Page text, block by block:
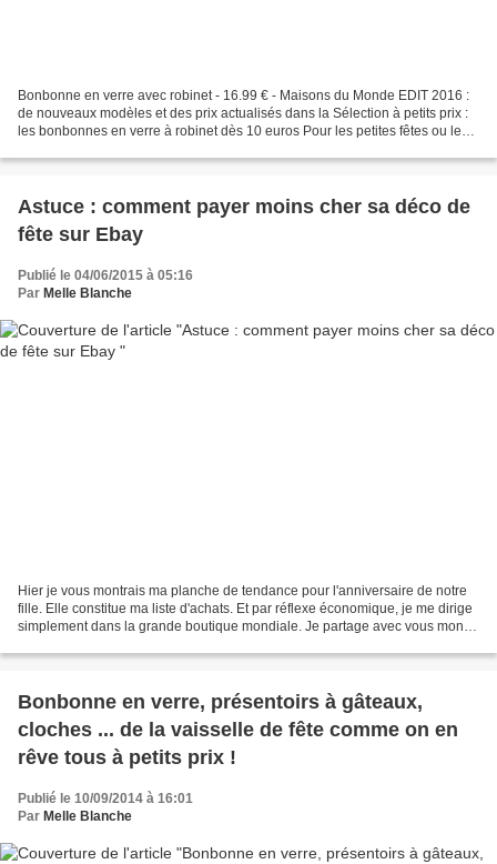
Bonbonne en verre avec robinet - 16.99 € - Maisons du Monde EDIT 2016 :
de nouveaux modèles et des prix actualisés dans la Sélection à petits prix :
les bonbonnes en verre à robinet dès 10 euros Pour les petites fêtes ou les
Astuce : comment payer moins cher sa déco de
fête sur Ebay
Publié le 04/06/2015 à 05:16
Par Melle Blanche
Hier je vous montrais ma planche de tendance pour l'anniversaire de notre
fille. Elle constitue ma liste d'achats. Et par réflexe économique, je me dirige
simplement dans la grande boutique mondiale. Je partage avec vous mon
Bonbonne en verre, présentoirs à gâteaux,
cloches ... de la vaisselle de fête comme on en
rêve tous à petits prix !
Publié le 10/09/2014 à 16:01
Par Melle Blanche